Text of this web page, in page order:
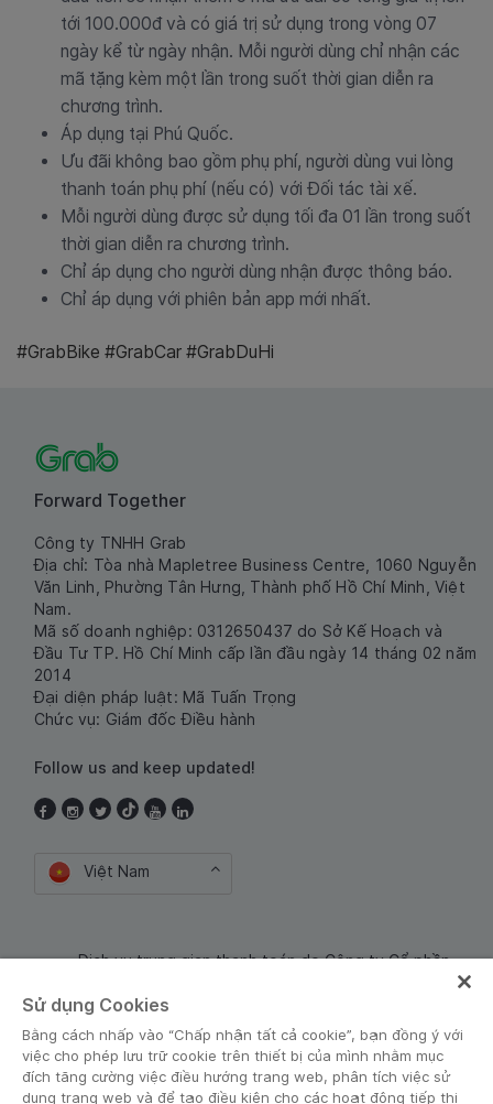
tới 100.000đ và có giá trị sử dụng trong vòng 07
ngày kể từ ngày nhận. Mỗi người dùng chỉ nhận các
mã tặng kèm một lần trong suốt thời gian diễn ra
chương trình.
Áp dụng tại Phú Quốc.
Ưu đãi không bao gồm phụ phí, người dùng vui lòng
thanh toán phụ phí (nếu có) với Đối tác tài xế.
Mỗi người dùng được sử dụng tối đa 01 lần trong suốt
thời gian diễn ra chương trình.
Chỉ áp dụng cho người dùng nhận được thông báo.
Chỉ áp dụng với phiên bản app mới nhất.
#GrabBike #GrabCar #GrabDuHi
Forward Together
Công ty TNHH Grab
Địa chỉ: Tòa nhà Mapletree Business Centre, 1060 Nguyễn
Văn Linh, Phường Tân Hưng, Thành phố Hồ Chí Minh, Việt
Nam.
Mã số doanh nghiệp: 0312650437 do Sở Kế Hoạch và
Đầu Tư TP. Hồ Chí Minh cấp lần đầu ngày 14 tháng 02 năm
2014
Đại diện pháp luật: Mã Tuấn Trọng
Chức vụ: Giám đốc Điều hành
Follow us and keep updated!
Việt Nam
Dịch vụ trung gian thanh toán do Công ty Cổ phần
Sử dụng Cookies
Bằng cách nhấp vào “Chấp nhận tất cả cookie”, bạn đồng ý với
việc cho phép lưu trữ cookie trên thiết bị của mình nhằm mục
đích tăng cường việc điều hướng trang web, phân tích việc sử
dụng trang web và để tạo điều kiện cho các hoạt động tiếp thị